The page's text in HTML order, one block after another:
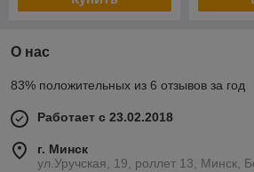
О нас
83% положительных из 6 отзывов за год
Работает с 23.02.2018
г. Минск
ул.Уручская, 19, роллет 13, Минск,